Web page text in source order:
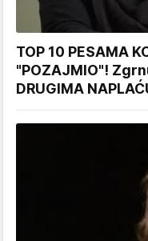
TOP 10 PESAMA
"POZAJMIO"!
DRUGIMA